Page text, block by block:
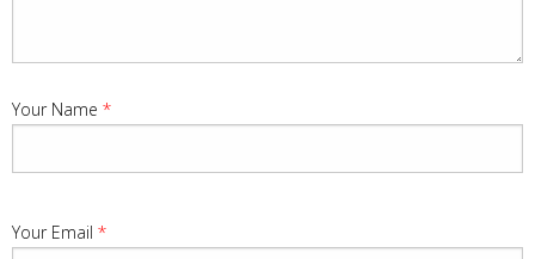
Your Name *
Your Email *